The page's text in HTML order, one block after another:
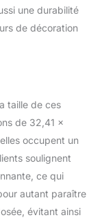
une durabilité
de décoration
taille de ces
de 32,41 x
occupent un
soulignent
ce qui
autant paraître
évitant ainsi